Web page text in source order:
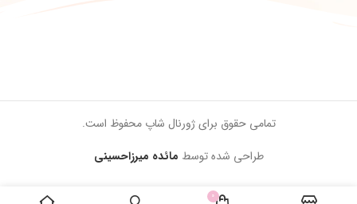
تمامی حقوق برای ژورنال شاپ محفوظ است.
طراحی شده توسط مائده میرزاحسینی
0